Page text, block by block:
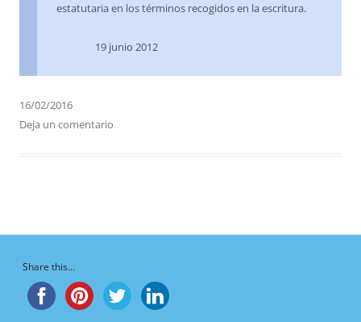
estatutaria en los términos recogidos en la escritura.
19 junio 2012
16/02/2016
Deja un comentario
Share this...